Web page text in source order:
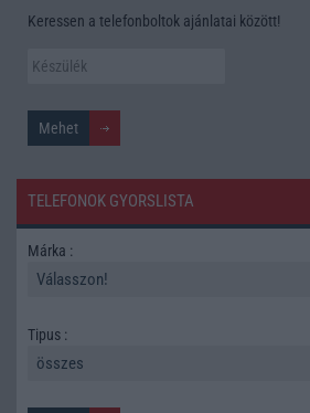
Keressen a telefonboltok ajánlatai között!
TELEFONOK GYORSLISTA
Márka :
Tipus :